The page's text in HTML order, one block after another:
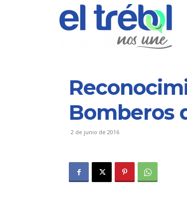
Bomberos
2 de junio de 2016